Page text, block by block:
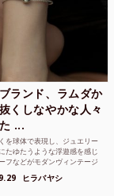
ランド、ラムダか
くしなやかな人々
...
を球体で表現し、ジュエリー
たゆたうような浮遊感を感じ
フなどがモダンヴィンテージ
ヒラバヤシ